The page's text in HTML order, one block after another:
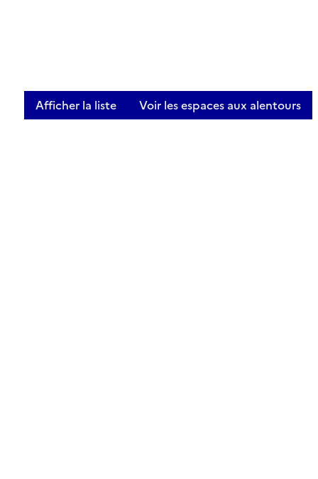
Afficher la liste Voir les espaces aux alentours